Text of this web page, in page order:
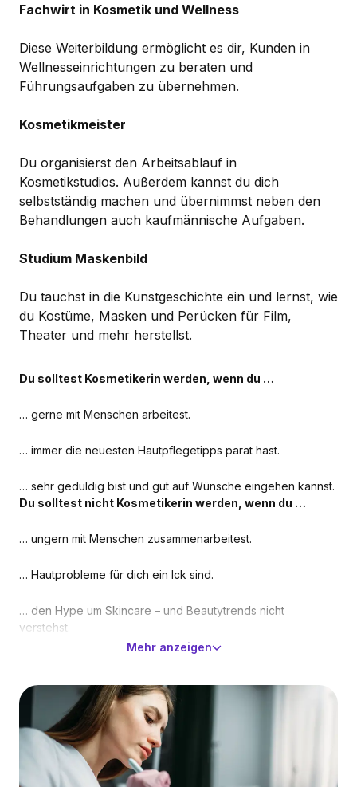
Fachwirt in Kosmetik und Wellness
Diese Weiterbildung ermöglicht es dir, Kunden in
Wellnesseinrichtungen zu beraten und
Führungsaufgaben zu übernehmen.
Kosmetikmeister
Du organisierst den Arbeitsablauf in
Kosmetikstudios. Außerdem kannst du dich
selbstständig machen und übernimmst neben den
Behandlungen auch kaufmännische Aufgaben.
Studium Maskenbild
Du tauchst in die Kunstgeschichte ein und lernst, wie
du Kostüme, Masken und Perücken für Film,
Theater und mehr herstellst.
Du solltest Kosmetikerin werden, wenn du …
… gerne mit Menschen arbeitest.
… immer die neuesten Hautpflegetipps parat hast.
… sehr geduldig bist und gut auf Wünsche eingehen kannst.
Du solltest nicht Kosmetikerin werden, wenn du …
… ungern mit Menschen zusammenarbeitest.
… Hautprobleme für dich ein Ick sind.
… den Hype um Skincare – und Beautytrends nicht
verstehst.
Mehr anzeigen